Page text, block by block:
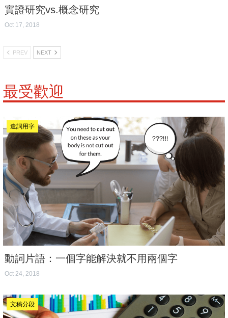
實證研究vs.概念研究
Oct 17, 2018
PREV NEXT
最受歡迎
遣詞用字
動詞片語：一個字能解決就不用兩個字
Oct 24, 2018
文稿分段